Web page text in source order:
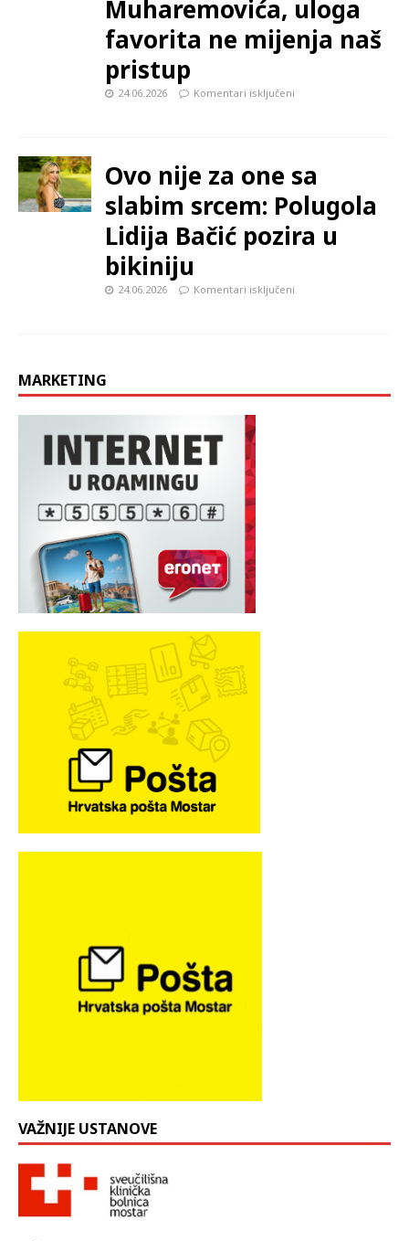
Muharemovića, uloga
favorita ne mijenja naš
pristup
24.06.2026 Komentari isključeni
Ovo nije za one sa
slabim srcem: Polugola
Lidija Bačić pozira u
bikiniju
24.06.2026 Komentari isključeni
MARKETING
VAŽNIJE USTANOVE